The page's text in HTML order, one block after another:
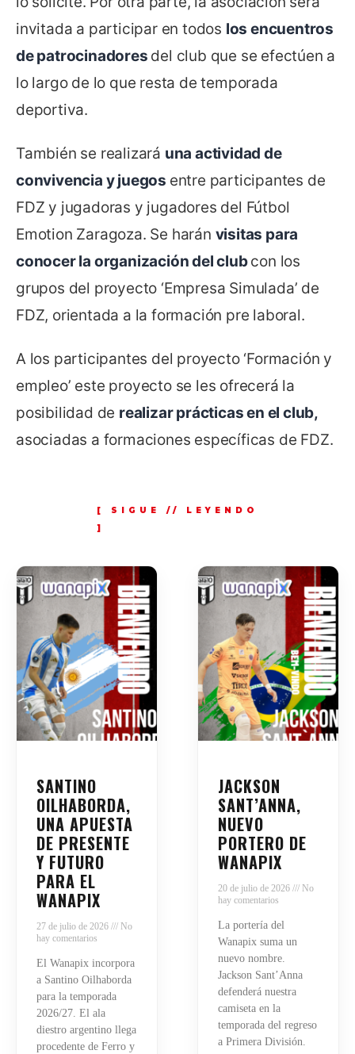
invitada a participar en todos los encuentros
de patrocinadores del club que se efectúen a
lo largo de lo que resta de temporada
deportiva.
También se realizará una actividad de
convivencia y juegos entre participantes de
FDZ y jugadoras y jugadores del Fútbol
Emotion Zaragoza. Se harán visitas para
conocer la organización del clubcon los
grupos del proyecto ‘Empresa Simulada’ de
FDZ, orientada a la formación pre laboral.
A los participantes del proyecto ‘Formación y
empleo’ este proyecto se les ofrecerá la
posibilidad de realizar prácticas en el club,
asociadas a formaciones específicas de FDZ.
SANTINO
OILHABORDA,
UNA APUESTA
DE PRESENTE
Y FUTURO
PARA EL
WANAPIX
27 de julio de 2026
No
hay comentarios
El Wanapix incorpora
a Santino Oilhaborda
para la temporada
2026/27. El ala
diestro argentino llega
procedente de Ferro y
JACKSON
SANT’ANNA,
NUEVO
PORTERO DE
WANAPIX
20 de julio de 2026
No
hay comentarios
La portería del
Wanapix suma un
nuevo nombre.
Jackson Sant’Anna
defenderá nuestra
camiseta en la
temporada del regreso
a Primera División.